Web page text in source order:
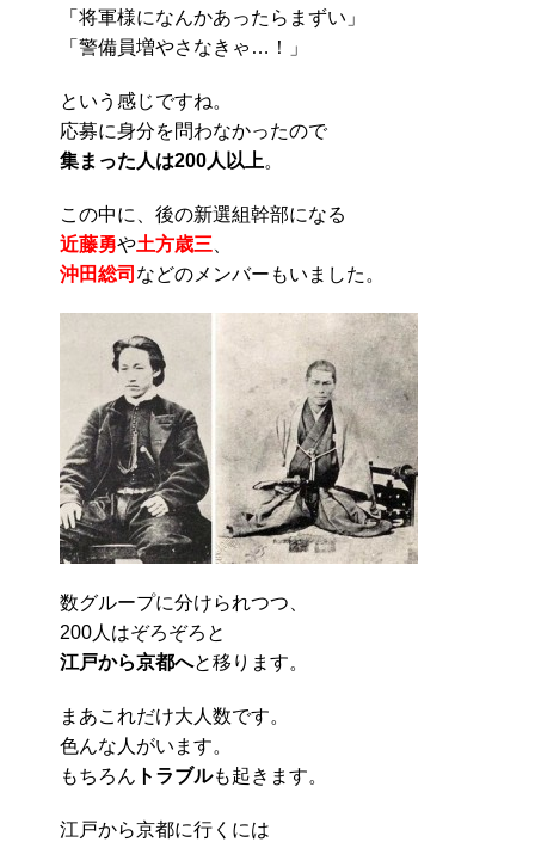
「将軍様になんかあったらまずい」
「警備員増やさなきゃ…！」
という感じですね。
応募に身分を問わなかったので
集まった人は200人以上。
この中に、後の新選組幹部になる
近藤勇や土方歳三
沖田総司 などのメンバーもいました。
数グループに分けられつつ、
200人はぞろぞろと
江戸から京都へと移ります。
まあこれだけ大人数です。
色んな人がいます。
もちろん トラブルも起きます。
江戸から京都に行くには